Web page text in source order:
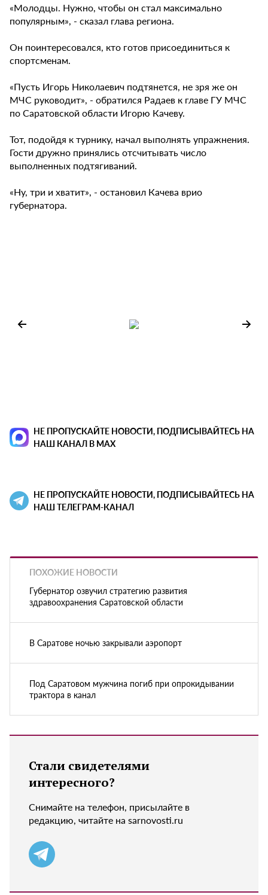
«Молодцы. Нужно, чтобы он стал максимально
популярным», - сказал глава региона.
Он поинтересовался, кто готов присоединиться к
спортсменам.
«Пусть Игорь Николаевич подтянется, не зря же он
МЧС руководит», - обратился Радаев к главе ГУ МЧС
по Саратовской области Игорю Качеву.
Тот, подойдя к турнику, начал выполнять упражнения.
Гости дружно принялись отсчитывать число
выполненных подтягиваний.
«Ну, три и хватит», - остановил Качева врио
губернатора.
НЕ ПРОПУСКАЙТЕ НОВОСТИ, ПОДПИСЫВАЙТЕСЬ НА
НАШ КАНАЛ В MAX
НЕ ПРОПУСКАЙТЕ НОВОСТИ, ПОДПИСЫВАЙТЕСЬ НА
НАШ ТЕЛЕГРАМ-КАНАЛ
ПОХОЖИЕ НОВОСТИ
Губернатор озвучил стратегию развития
здравоохранения Саратовской области
В Саратове ночью закрывали аэропорт
Под Саратовом мужчина погиб при опрокидывании
трактора в канал
Стали свидетелями
интересного?
Снимайте на телефон, присылайте в
редакцию, читайте на sarnovosti.ru